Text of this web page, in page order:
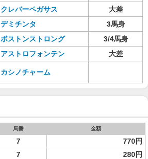
クレバーペガサス
大差
デミチンタ
3馬身
ボストンストロング
3/4馬身
アストロフォンテン
大差
カシノチャーム
馬番 金額
7 770円
7
280円